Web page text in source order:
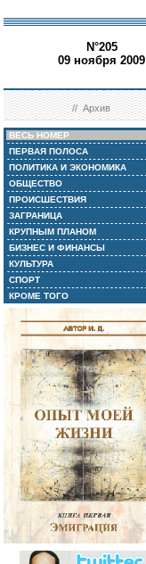
N°205
09 ноября 2009
//Архив
ВЕСЬ НОМЕР
ПЕРВАЯ ПОЛОСА
ПОЛИТИКА И ЭКОНОМИКА
ОБЩЕСТВО
ПРОИСШЕСТВИЯ
ЗАГРАНИЦА
КРУПНЫМ ПЛАНОМ
БИЗНЕС И ФИНАНСЫ
КУЛЬТУРА
СПОРТ
КРОМЕ ТОГО